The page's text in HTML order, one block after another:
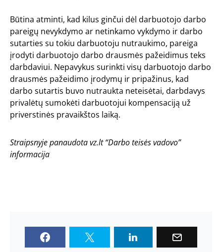
Būtina atminti, kad kilus ginčui dėl darbuotojo darbo
pareigų nevykdymo ar netinkamo vykdymo ir darbo
sutarties su tokiu darbuotoju nutraukimo, pareiga
įrodyti darbuotojo darbo drausmės pažeidimus teks
darbdaviui. Nepavykus surinkti visų darbuotojo darbo
drausmės pažeidimo įrodymų ir pripažinus, kad
darbo sutartis buvo nutraukta neteisėtai, darbdavys
privalėtų sumokėti darbuotojui kompensaciją už
priverstinės pravaikštos laiką.
Straipsnyje panaudota vz.lt “Darbo teisės vadovo”
informacija